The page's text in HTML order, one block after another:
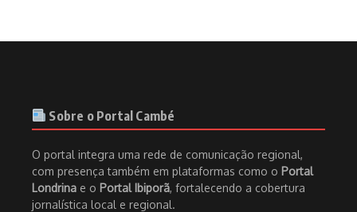
Sobre o Portal Cambé
O portal integra uma rede de comunicação regional,
com presença também em plataformas como o Portal
Londrina e o Portal Ibiporã, fortalecendo a cobertura
jornalística local e regional.